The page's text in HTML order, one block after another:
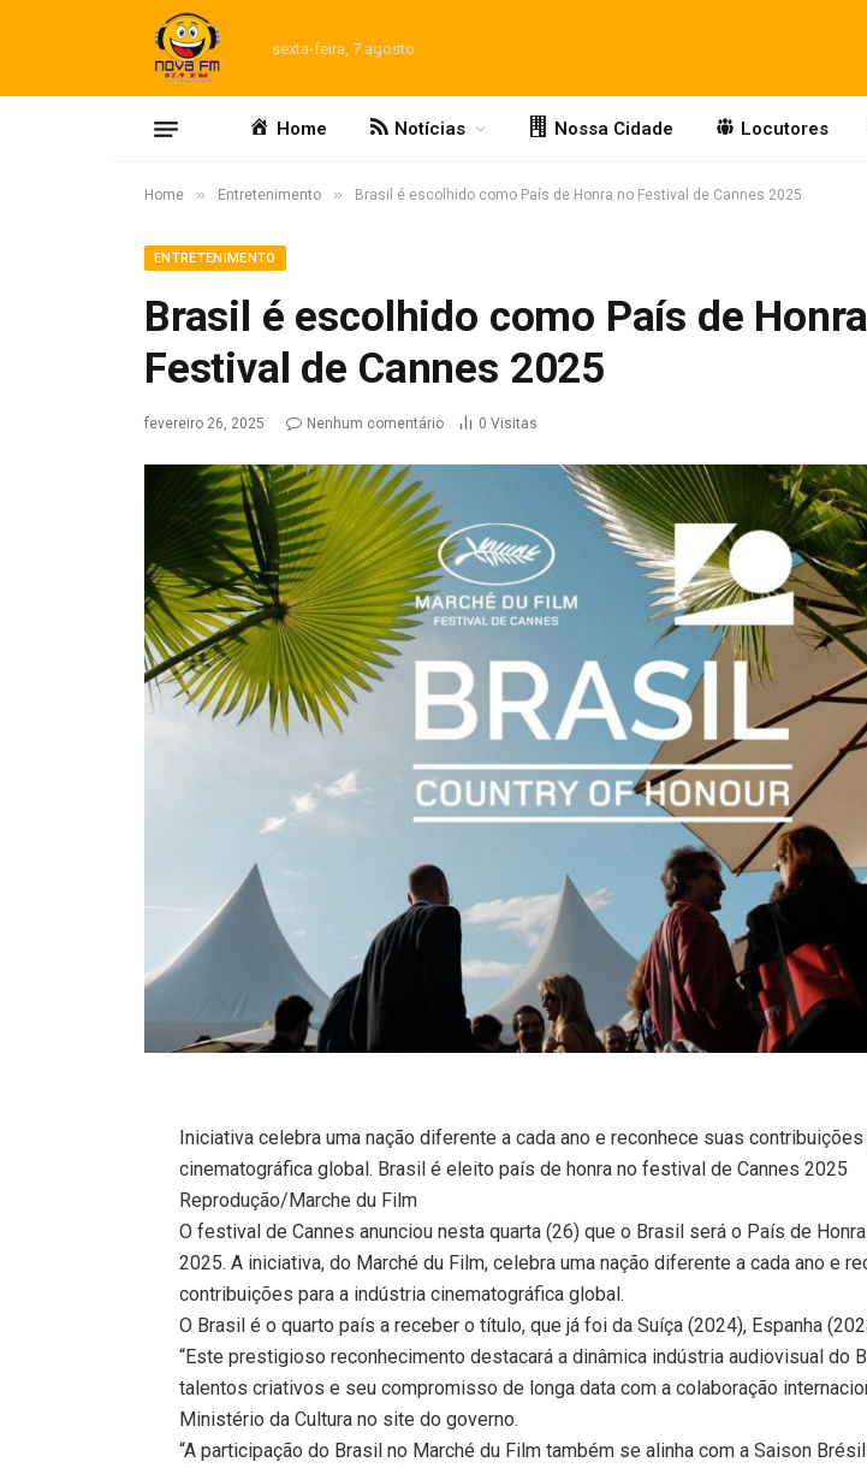
sexta-feira, 7 agosto
Home Notícias Nossa Cidade Locutores
Home » Entretenimento » Brasil é escolhido como País de Honra no Festival de Cannes 2025
ENTRETENIMENTO
Brasil é escolhido como País de
Festival de Cannes 2025
fevereiro 26, 2025 Nenhum comentário 0 Visitas
Iniciativa celebra uma nação diferente a cada ano e reconhece suas
cinematográfica global. Brasil é eleito país de honra no festival de Cannes 2025
Reprodução/Marche du Film
O festival de Cannes anunciou nesta quarta (26) que o Brasil será o País de
2025. A iniciativa, do Marché du Film, celebra uma nação diferente a cada ano e
contribuições para a indústria cinematográfica global.
O Brasil é o quarto país a receber o título, que já foi da Suíça (2024), Espanha
“Este prestigioso reconhecimento destacará a dinâmica indústria audiovisual do
talentos criativos e seu compromisso de longa data com a colaboração
Ministério da Cultura no site do governo.
“A participação do Brasil no Marché du Film também se alinha com a Saison